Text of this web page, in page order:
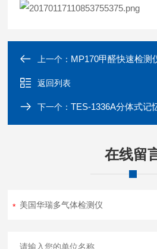
上一个： MP170甲醛快速检测
返回列表
下一个：TES-1336A分体式记
在线留